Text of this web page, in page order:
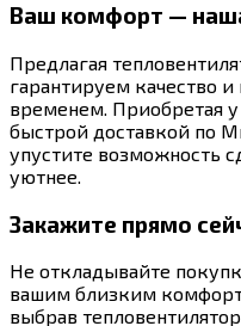
Ваш комфорт —
Предлагая
гарантируем качество
временем. Приобретая у
быстрой доставкой по
упустите возможность
уютнее.
Закажите прямо
Не откладывайте
вашим близким
выбрав